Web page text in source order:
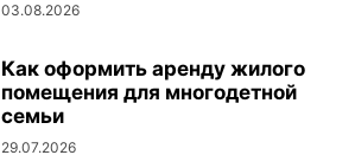
03.08.2026
Как оформить аренду жилого
помещения для многодетной
семьи
29.07.2026